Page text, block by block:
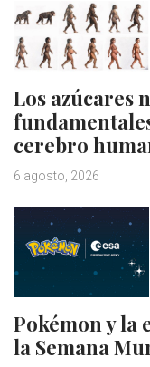
Los azúcares
cerebro
6 agosto, 2026
Pokémon y la
la Semana